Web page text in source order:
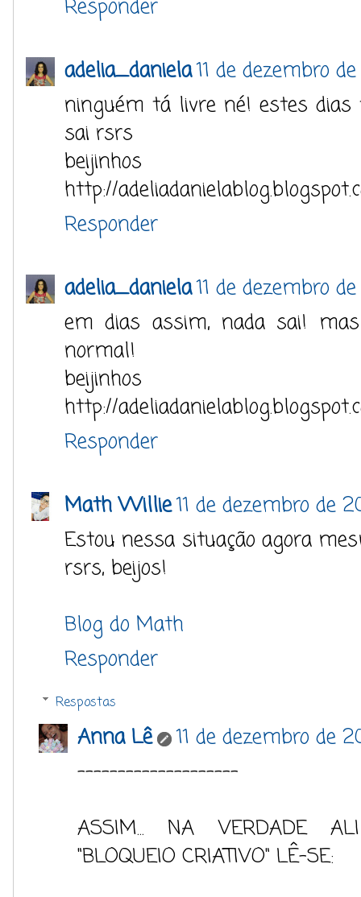
Responder
adelia_daniela11 de dezembro
ninguém tá livre né! estes
sai rsrs
beijinhos
http://
Responder
adelia_daniela11 de dezembro
em dias assim, nada sai!
normal!
beijinhos
http://
Responder
Math Willie11 de dezembro de
Estou nessa situação agora
rsrs, beijos!
Blog do Math
Responder
Respostas
Anna Lê
11 de dezembro de
--------------------
ASSIM... NA VERDADE
"BLOQUEIO CRIATIVO" LÊ-SE: